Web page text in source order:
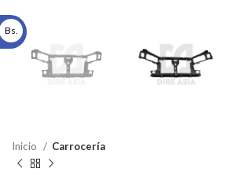
Inicio Carrocería
Bs.